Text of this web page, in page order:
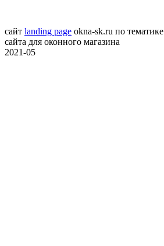
сайт landing page okna-sk.ru по тематике
сайта для оконного магазина
2021-05